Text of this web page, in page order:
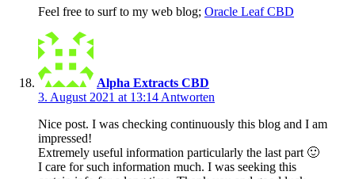
Feel free to surf to my web blog; Oracle Leaf CBD
Alpha Extracts CBD
3. August 2021 at 13:14 Antworten
Nice post. I was checking continuously this blog and I am
impressed!
Extremely useful information particularly the last part 🙂
I care for such information much. I was seeking this